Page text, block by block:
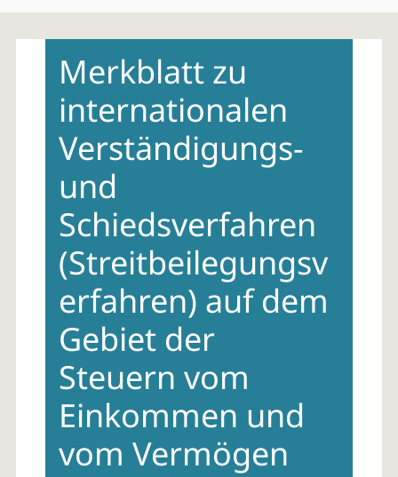
contentMerkblatt zu
internationalen
Verständigungs-
und
Schiedsverfahren
(Streitbeilegungsv
erfahren) auf dem
Gebiet der
Steuern vom
Einkommen und
vom Vermögen